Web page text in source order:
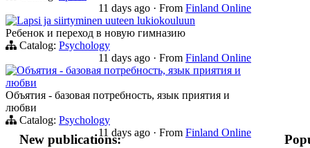
11 days ago · From Finland Online
Lapsi ja siirtyminen uuteen lukiokouluun
Ребенок и переход в новую гимназию
Catalog: Psychology
11 days ago · From Finland Online
Объятия - базовая потребность, язык приятия и
любви
Объятия - базовая потребность, язык приятия и
любви
Catalog: Psychology
11 days ago · From Finland Online
New publications: